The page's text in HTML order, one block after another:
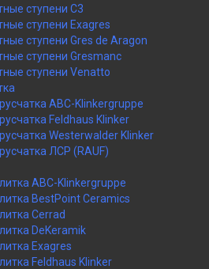
ступени C3
ступени Exagres
ступени Gres de Aragon
ступени Gresmanc
ступени Venatto
ABC-Klinkergruppe
Feldhaus Klinker
Westerwalder Klinker
ЛСР (RAUF)
ABC-Klinkergruppe
BestPoint Ceramics
Cerrad
DeKeramik
Exagres
Feldhaus Klinker